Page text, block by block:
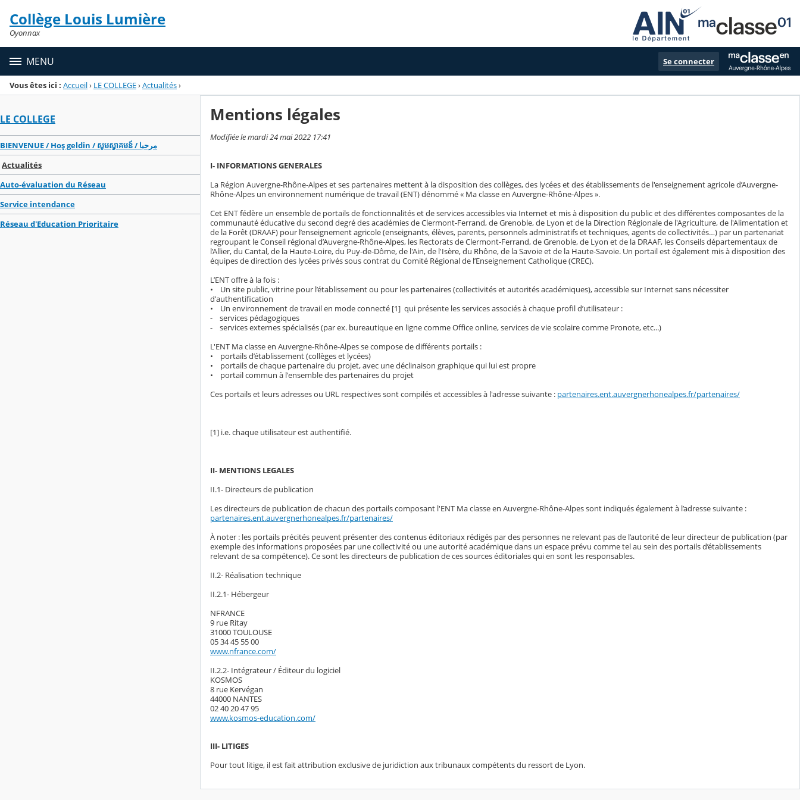
Menu de la rubrique
Contenu
Collège Louis Lumière
Oyonnax
MENU Se connecter
Vous êtes ici : Accueil› LE COLLEGE›Actualités›
LE COLLEGE
BIENVENUE / Hoş geldin / សូមស្វាគមន៍ / مرحبا
Actualités
Auto-évaluation du Réseau
Service intendance
Réseau d'Education Prioritaire
Mentions légales
Modifiée le mardi 24 mai 2022 17:41
I- INFORMATIONS GENERALES
La Région Auvergne-Rhône-Alpes et ses partenaires mettent à la disposition des collèges, des lycées et des établissements de l'enseignement agricole d’Auvergne-
Rhône-Alpes un environnement numérique de travail (ENT) dénommé « Ma classe en Auvergne-Rhône-Alpes ».
Cet ENT fédère un ensemble de portails de fonctionnalités et de services accessibles via Internet et mis à disposition du public et des différentes composantes de la
communauté éducative du second degré des académies de Clermont-Ferrand, de Grenoble, de Lyon et de la Direction Régionale de l'Agriculture, de l'Alimentation et
de la Forêt (DRAAF) pour l’enseignement agricole (enseignants, élèves, parents, personnels administratifs et techniques, agents de collectivités…) par un partenariat
regroupant le Conseil régional d’Auvergne-Rhône-Alpes, les Rectorats de Clermont-Ferrand, de Grenoble, de Lyon et de la DRAAF, les Conseils départementaux de
l’Allier, du Cantal, de la Haute-Loire, du Puy-de-Dôme, de l'Ain, de l'Isère, du Rhône, de la Savoie et de la Haute-Savoie. Un portail est également mis à disposition des
équipes de direction des lycées privés sous contrat du Comité Régional de l’Enseignement Catholique (CREC).
L’ENT offre à la fois :
• Un site public, vitrine pour l’établissement ou pour les partenaires (collectivités et autorités académiques), accessible sur Internet sans nécessiter
d'authentification
• Un environnement de travail en mode connecté [1] qui présente les services associés à chaque profil d’utilisateur :
- services pédagogiques
- services externes spécialisés (par ex. bureautique en ligne comme Office online, services de vie scolaire comme Pronote, etc...)
L'ENT Ma classe en Auvergne-Rhône-Alpes se compose de différents portails :
• portails d’établissement (collèges et lycées)
• portails de chaque partenaire du projet, avec une déclinaison graphique qui lui est propre
• portail commun à l'ensemble des partenaires du projet
Ces portails et leurs adresses ou URL respectives sont compilés et accessibles à l'adresse suivante : partenaires.ent.auvergnerhonealpes.fr/partenaires/
[1] i.e. chaque utilisateur est authentifié.
II- MENTIONS LEGALES
II.1- Directeurs de publication
Les directeurs de publication de chacun des portails composant l'ENT Ma classe en Auvergne-Rhône-Alpes sont indiqués également à l’adresse suivante :
partenaires.ent.auvergnerhonealpes.fr/partenaires/
À noter : les portails précités peuvent présenter des contenus éditoriaux rédigés par des personnes ne relevant pas de l’autorité de leur directeur de publication (par
exemple des informations proposées par une collectivité ou une autorité académique dans un espace prévu comme tel au sein des portails d’établissements
relevant de sa compétence). Ce sont les directeurs de publication de ces sources éditoriales qui en sont les responsables.
II.2- Réalisation technique
II.2.1- Hébergeur
NFRANCE
9 rue Ritay
31000 TOULOUSE
05 34 45 55 00
www.nfrance.com/
II.2.2- Intégrateur / Éditeur du logiciel
KOSMOS
8 rue Kervégan
44000 NANTES
02 40 20 47 95
www.kosmos-education.com/
III- LITIGES
Pour tout litige, il est fait attribution exclusive de juridiction aux tribunaux compétents du ressort de Lyon.